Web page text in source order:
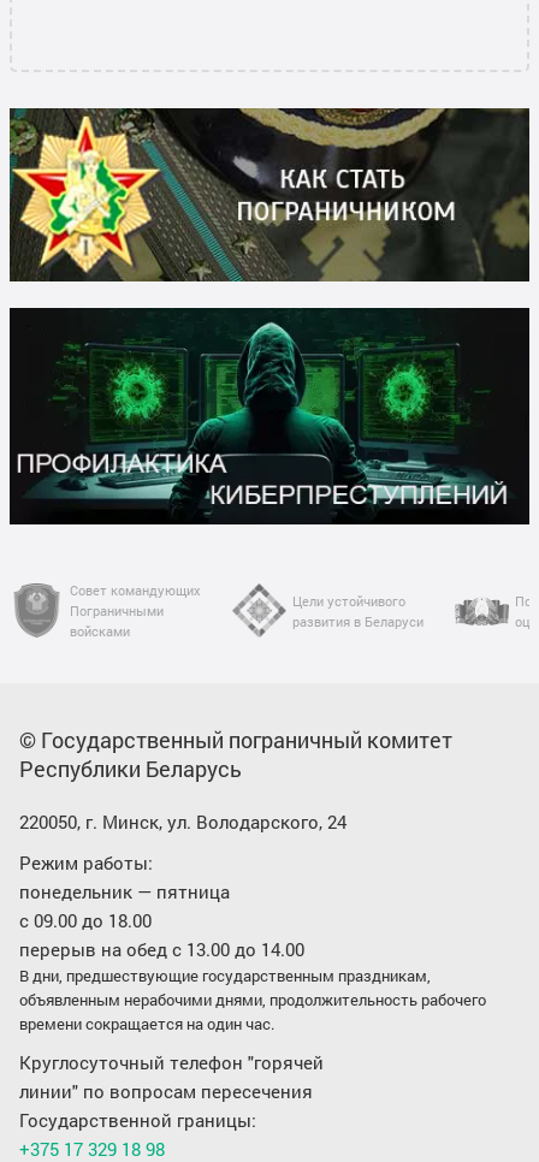
Совет командующих
Пограничными
войсками
Цели устойчивого
развития в Беларуси
© Государственный пограничный комитет
Республики Беларусь
220050, г. Минск, ул. Володарского, 24
Режим работы:
понедельник — пятница
с 09.00 до 18.00
перерыв на обед с 13.00 до 14.00
В дни, предшествующие государственным праздникам,
объявленным нерабочими днями, продолжительность рабочего
времени сокращается на один час.
Круглосуточный телефон "горячей
линии" по вопросам пересечения
Государственной границы:
+375 17 329 18 98